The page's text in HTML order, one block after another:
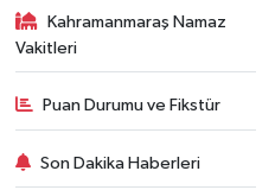
Kahramanmaraş Namaz
Vakitleri
Puan Durumu ve Fikstür
Son Dakika Haberleri